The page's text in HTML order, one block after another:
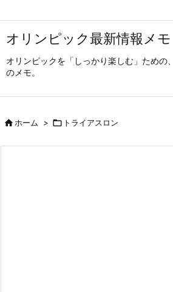
オリンピック最新情報メモ
オリンピックを「しっかり楽しむ」ための
のメモ。
ホーム >  トライアスロン